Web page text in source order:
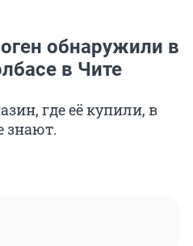
обнаружили в
в Чите
где её купили, в
знают.